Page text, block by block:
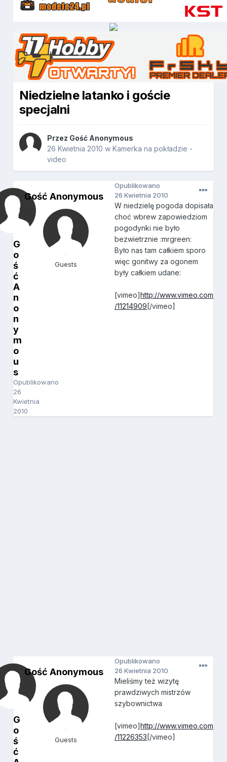
Niedzielne latanko i goście
specjalni
Przez Gość Anonymous
26 Kwietnia 2010 wKamerka na pokładzie -
video
G
o
ś
ć
A
n
o
n
y
m
o
u
s
Opublikowano
26
Kwietnia
2010
Gość Anonymous
Guests
Opublikowano
26 Kwietnia 2010
W niedzielę pogoda dopisała
choć wbrew zapowiedziom
pogodynki nie było
bezwietrznie :mrgreen:
Było nas tam całkiem sporo
więc gonitwy za ogonem
były całkiem udane:
[vimeo]http://www.vimeo.com
/11214909 [/vimeo]
G
o
ś
ć
Gość Anonymous
Guests
Opublikowano
26 Kwietnia 2010
Mieliśmy też wizytę
prawdziwych mistrzów
szybownictwa
[vimeo]http://www.vimeo.com
/11226353 [/vimeo]